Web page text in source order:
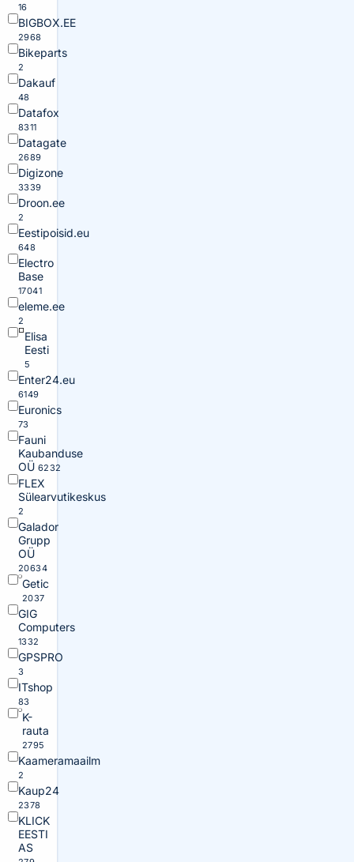
16
BIGBOX.EE
2968
Bikeparts
2
Dakauf
48
Datafox
8311
Datagate
2689
Digizone
3339
Droon.ee
2
Eestipoisid.eu
648
Electro
Base
17041
eleme.ee
2
Elisa
Eesti
5
Enter24.eu
6149
Euronics
73
Fauni
Kaubanduse
OÜ 6232
FLEX
Sülearvutikeskus
2
Galador
Grupp
OÜ
20634
Getic
2037
GIG
Computers
1332
GPSPRO
3
ITshop
83
K-
rauta
2795
Kaameramaailm
2
Kaup24
2378
KLICK
EESTI
AS